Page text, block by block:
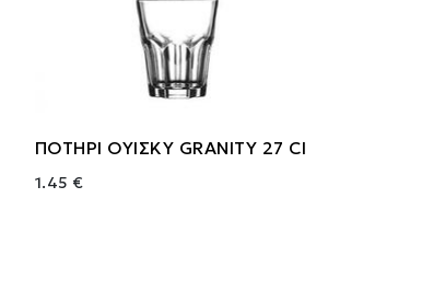
ΠΟΤΗΡΙ ΟΥΙΣΚΥ GRANITY 27 Cl
1.45 €